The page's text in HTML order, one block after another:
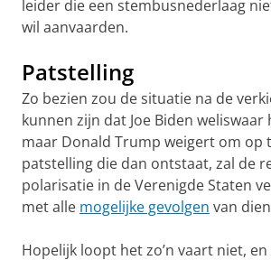
leider die een stembusnederlaag
wil aanvaarden.
Patstelling
Zo bezien zou de situatie na de
kunnen zijn dat Joe Biden weliswaar
maar Donald Trump weigert om op
patstelling die dan ontstaat, zal de
polarisatie in de Verenigde Staten
met alle mogelijke gevolgen van
Hopelijk loopt het zo’n vaart niet,